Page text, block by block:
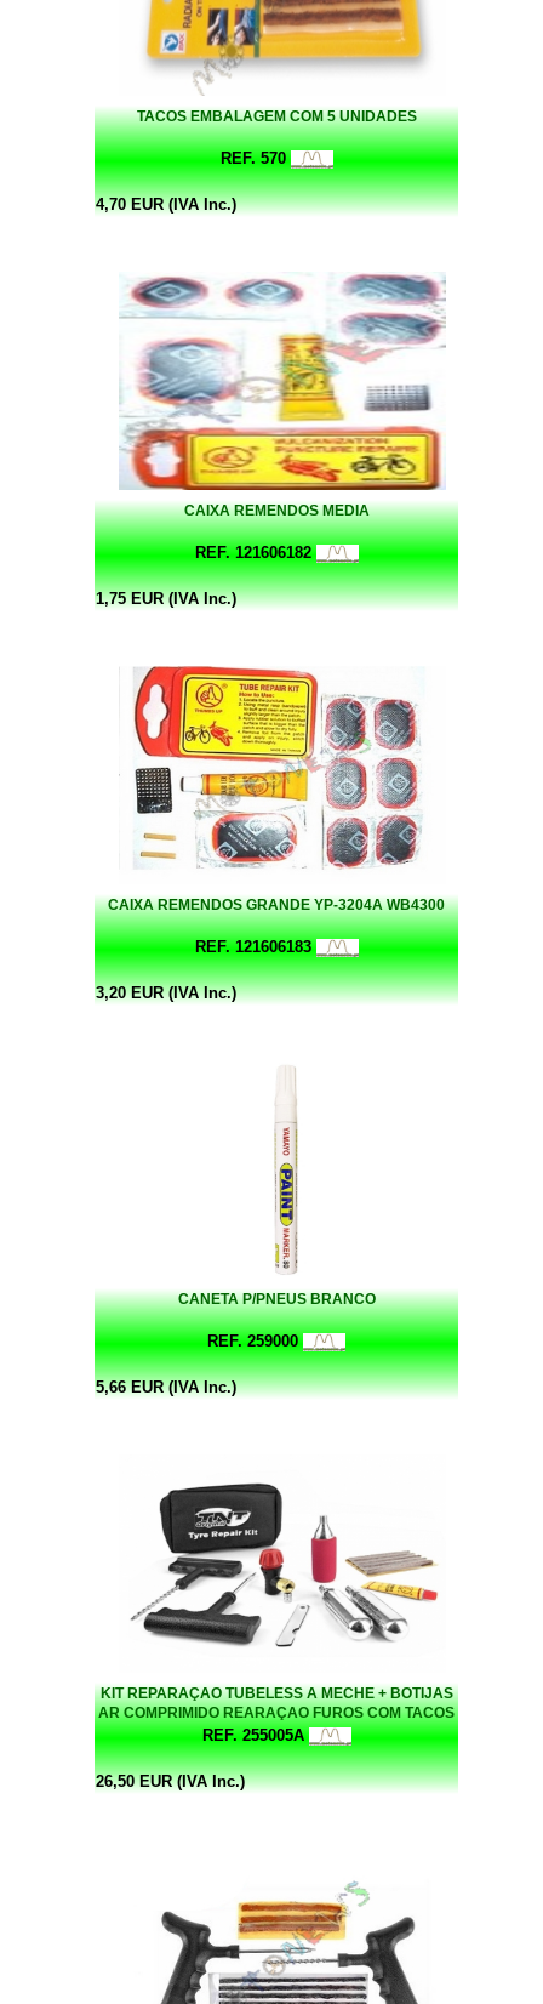
TACOS EMBALAGEM COM 5 UNIDADES
REF. 570
4,70 EUR (IVA Inc.)
CAIXA REMENDOS MEDIA
REF. 121606182
1,75 EUR (IVA Inc.)
CAIXA REMENDOS GRANDE YP-3204A WB4300
REF. 121606183
3,20 EUR (IVA Inc.)
CANETA P/PNEUS BRANCO
REF. 259000
5,66 EUR (IVA Inc.)
KIT REPARAÇAO TUBELESS A MECHE + BOTIJAS
AR COMPRIMIDO REARAÇAO FUROS COM TACOS
REF. 255005A
26,50 EUR (IVA Inc.)